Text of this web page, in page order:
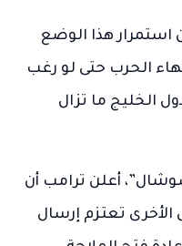
هذا الوضع
الحرب حتى لو رغب
الخليج ما تزال
أعلن ترامب أن
الأخرى تعتزم إرسال